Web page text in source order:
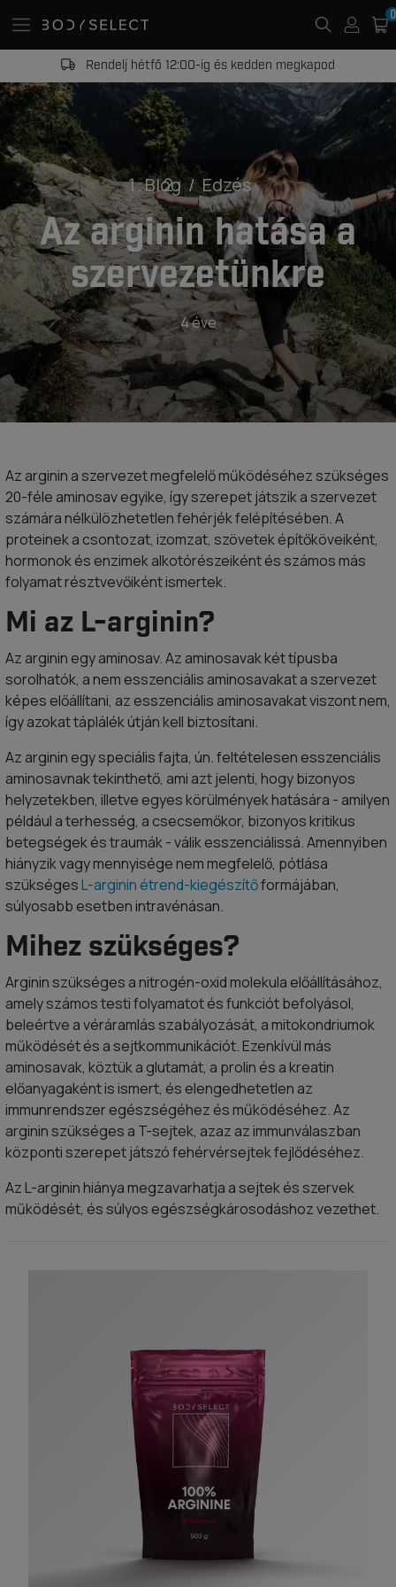
Rendelj hétfő 12:00-ig és kedden megkapod
Blog Edzés
Az arginin hatása a
szervezetünkre
4 éve
Az arginin a szervezet megfelelő működéséhez szükséges
20-féle aminosav egyike, így szerepet játszik a szervezet
számára nélkülözhetetlen fehérjék felépítésében. A
proteinek a csontozat, izomzat, szövetek építőköveiként,
hormonok és enzimek alkotórészeiként és számos más
folyamat résztvevőiként ismertek.
Mi az L-arginin?
Az arginin egy aminosav. Az aminosavak két típusba
sorolhatók, a nem esszenciális aminosavakat a szervezet
képes előállítani, az esszenciális aminosavakat viszont nem,
így azokat táplálék útján kell biztosítani.
Az arginin egy speciális fajta, ún. feltételesen esszenciális
aminosavnak tekinthető, ami azt jelenti, hogy bizonyos
helyzetekben, illetve egyes körülmények hatására - amilyen
például a terhesség, a csecsemőkor, bizonyos kritikus
betegségek és traumák - válik esszenciálissá. Amennyiben
hiányzik vagy mennyisége nem megfelelő, pótlása
szükségesL-arginin étrend-kiegészítőformájában,
súlyosabb esetben intravénásan.
Mihez szükséges?
Arginin szükséges a nitrogén-oxid molekula előállításához,
amely számos testi folyamatot és funkciót befolyásol,
beleértve a véráramlás szabályozását, a mitokondriumok
működését és a sejtkommunikációt. Ezenkívül más
aminosavak, köztük a glutamát, a prolin és a kreatin
előanyagaként is ismert, és elengedhetetlen az
immunrendszer egészségéhez és működéséhez. Az
arginin szükséges a T-sejtek, azaz az immunválaszban
központi szerepet játszó fehérvérsejtek fejlődéséhez.
Az L-arginin hiánya megzavarhatja a sejtek és szervek
működését, és súlyos egészségkárosodáshoz vezethet.
0